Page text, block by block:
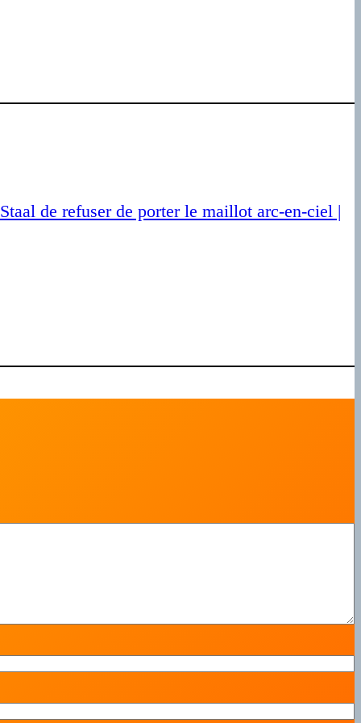
de refuser de porter le maillot arc-en-ciel |